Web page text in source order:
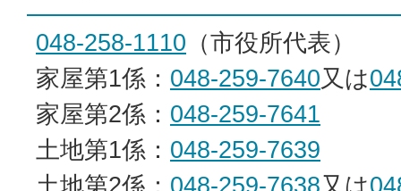
048-258-1110 （市役所代表）
家屋第1係： 048-259-7640又は
家屋第2係： 048-259-7641
土地第1係： 048-259-7639